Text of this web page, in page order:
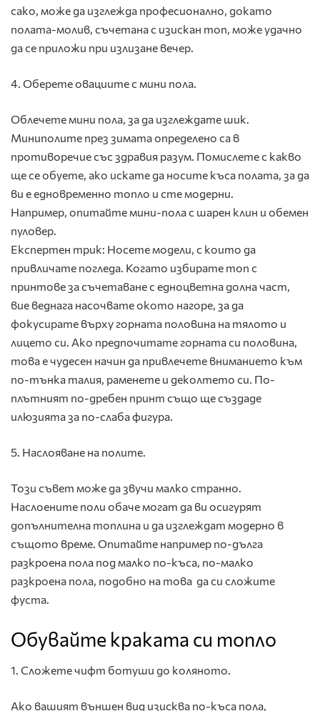
сако, може да изглежда професионално, докато
полата-молив, съчетана с изискан топ, може удачно
да се приложи при излизане вечер.
4. Оберете овациите с мини пола.
Облечете мини пола, за да изглеждате шик.
Миниполите през зимата определено са в
противоречие със здравия разум. Помислете с какво
ще се обуете, ако искате да носите къса полата, за да
ви е едновременно топло и сте модерни.
Например, опитайте мини-пола с шарен клин и обемен
пуловер.
Експертен трик: Носете модели, с които да
привличате погледа. Когато избирате топ с
принтове за съчетаване с едноцветна долна част,
вие веднага насочвате окото нагоре, за да
фокусирате върху горната половина на тялото и
лицето си. Ако предпочитате горната си половина,
това е чудесен начин да привлечете вниманието към
по-тънка талия, раменете и деколтето си. По-
плътният по-дребен принт също ще създаде
илюзията за по-слаба фигура.
5. Наслояване на полите.
Този съвет може да звучи малко странно.
Наслоените поли обаче могат да ви осигурят
допълнителна топлина и да изглеждат модерно в
същото време. Опитайте например по-дълга
разкроена пола под малко по-къса, по-малко
разкроена пола, подобно на това да си сложите
фуста.
Обувайте краката си топло
1. Сложете чифт ботуши до коляното.
Ако вашият външен вид изисква по-къса пола,